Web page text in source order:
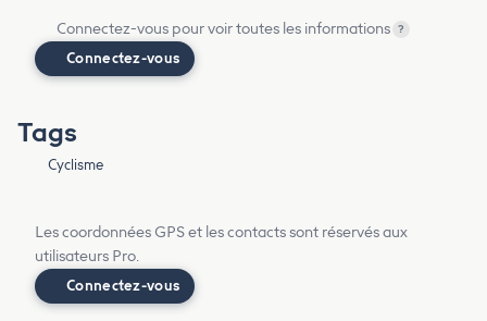
Connectez-vous pour voir toutes les informations ?
Connectez-vous
Tags
Cyclisme
Les coordonnées GPS et les contacts sont réservés aux
utilisateurs Pro.
Connectez-vous